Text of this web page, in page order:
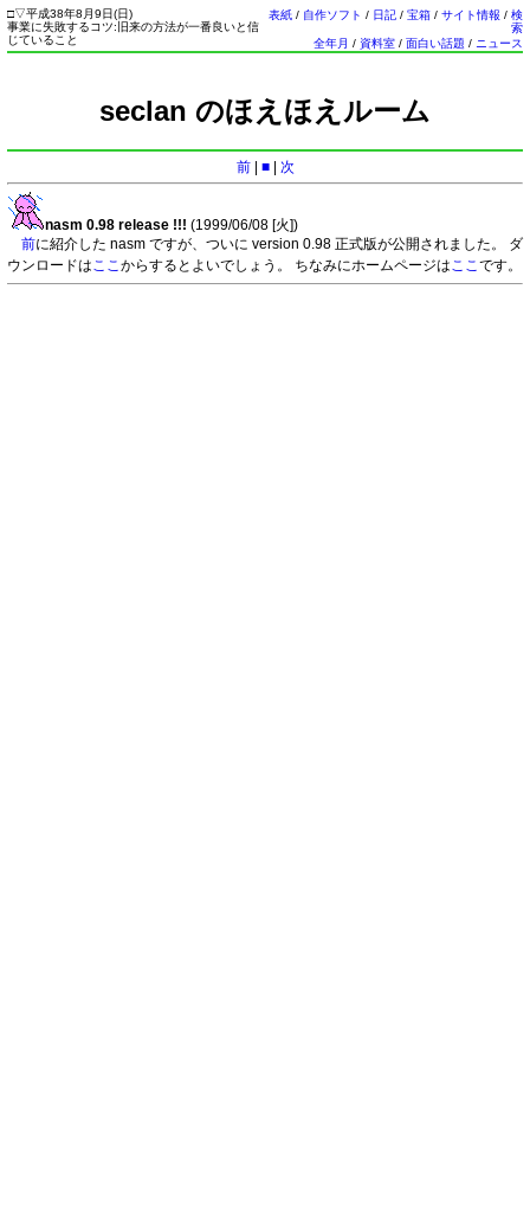
□▽平成38年8月9日(日)
事業に失敗するコツ:旧来の方法が一番良いと信
じていること
表紙 / 自作ソフト / 日記 / 宝箱 / サイト情報 / 検
索
全年月 / 資料室 / 面白い話題 / ニュース
seclan のほえほえルーム
前| ■| 次
nasm 0.98 release !!! (1999/06/08 [火])
前に紹介した nasm ですが、ついに version 0.98 正式版が公開されました。 ダ
ウンロードはここからするとよいでしょう。 ちなみにホームページはここです。